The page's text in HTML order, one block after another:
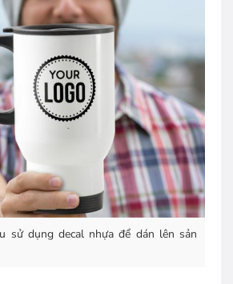
sử dụng decal nhựa để dán lên sản